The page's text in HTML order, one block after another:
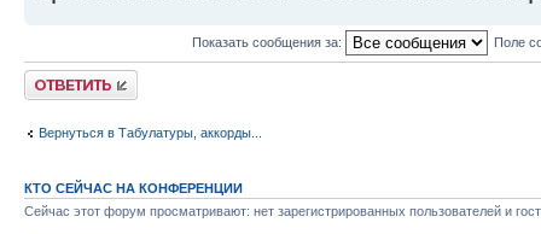
Показать сообщения за: Поле
Ответить
Вернуться в Табулатуры, аккорды...
КТО СЕЙЧАС НА КОНФЕРЕНЦИИ
Сейчас этот форум просматривают: нет зарегистрированных пользователей и